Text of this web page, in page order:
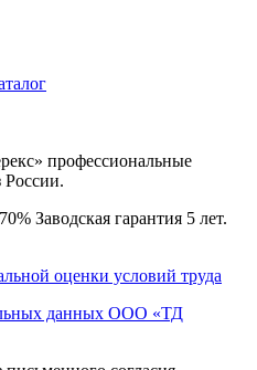
профессиональные
России.
Заводская гарантия 5 лет.
оценки условий труда
данных ООО «ТД